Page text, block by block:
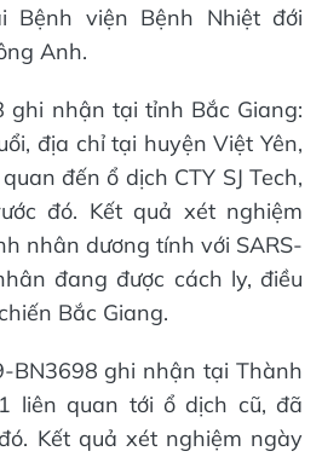
Bệnh viện Bệnh Nhiệt đới
Anh.
ghi nhận tại tỉnh Bắc Giang:
địa chỉ tại huyện Việt Yên,
đến ổ dịch CTY SJ Tech,
đó. Kết quả xét nghiệm
nhân dương tính với SARS-
đang được cách ly, điều
Bắc Giang.
BN3698 ghi nhận tại Thành
liên quan tới ổ dịch cũ, đã
Kết quả xét nghiệm ngày